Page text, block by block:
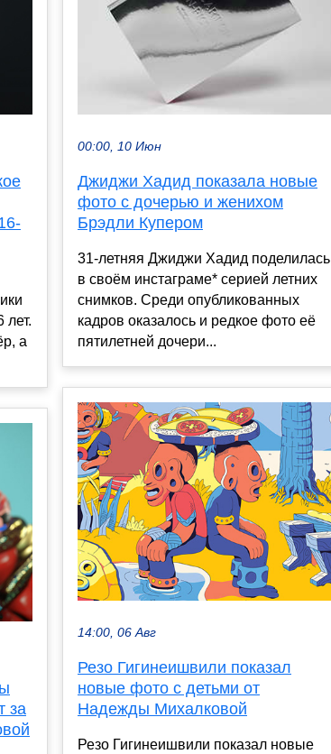
лет.
а
за
00:00, 10 Июн
Джиджи Хадид показала новые
фото с дочерью и женихом
Брэдли Купером
31-летняя Джиджи Хадид поделилась
в своём инстаграме* серией летних
снимков. Среди опубликованных
кадров оказалось и редкое фото её
пятилетней дочери...
14:00, 06 Авг
Резо Гигинеишвили показал
новые фото с детьми от
Надежды Михалковой
Резо Гигинеишвили показал новые